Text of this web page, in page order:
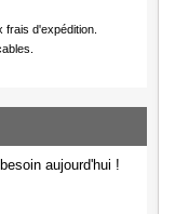
d'expédition.
aujourd'hui !